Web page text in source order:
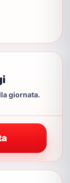
giornata.